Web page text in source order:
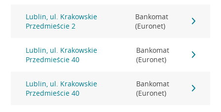
Lublin, ul. Krakowskie
Przedmieście 2
Bankomat
(Euronet)
Lublin, ul. Krakowskie
Przedmieście 40
Bankomat
(Euronet)
Lublin, ul. Krakowskie
Przedmieście 40
Bankomat
(Euronet)